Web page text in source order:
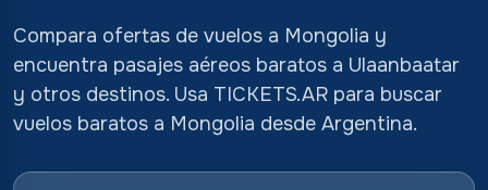
Compara ofertas de vuelos a Mongolia y
encuentra pasajes aéreos baratos a Ulaanbaatar
y otros destinos. Usa TICKETS.AR para buscar
vuelos baratos a Mongolia desde Argentina.